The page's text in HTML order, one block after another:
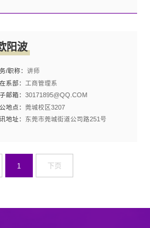
阳波
/职称： 讲师
系部： 工商管理系
邮箱： 30171895@QQ.COM
地点： 莞城校区3207
地址： 东莞市莞城街道公司路251号
1 下页